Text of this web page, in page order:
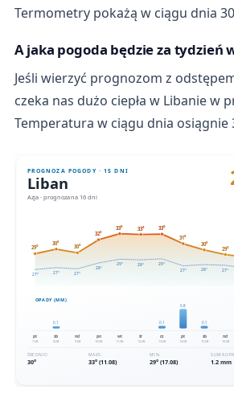
Termometry pokażą w ciągu dnia
A jaka pogoda będzie za tydzień
Jeśli wierzyć prognozom z
czeka nas dużo ciepła w Libanie w
Temperatura w ciągu dnia osiągnie